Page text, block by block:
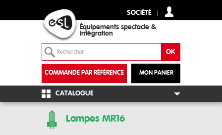
SOCIÉTÉ
Équipements spectacle &
intégration
MON PANIER
COMMANDE PAR RÉFÉRENCE
+
CATALOGUE
Lampes MR16